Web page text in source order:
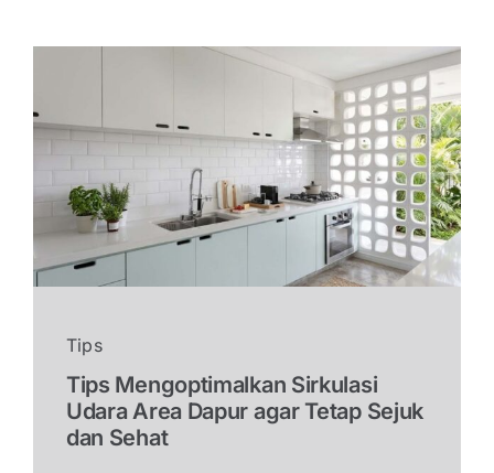
Tips
Tips Mengoptimalkan Sirkulasi
Udara Area Dapur agar Tetap Sejuk
dan Sehat